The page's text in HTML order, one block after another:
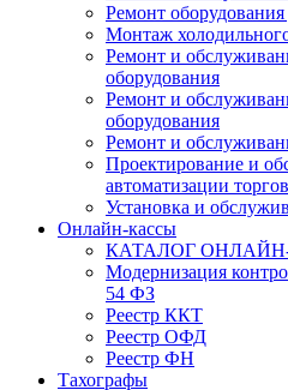
Ремонт
Монтаж
Ремонт и
оборудования
Ремонт и
оборудования
Ремонт и
Проектирование и
автоматизации
Установка и
Онлайн-кассы
КАТАЛОГ
Модернизация
54 ФЗ
Реестр ККТ
Реестр ОФД
Реестр ФН
Тахографы